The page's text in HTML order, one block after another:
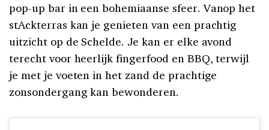
pop-up bar in een bohemiaanse sfeer. Vanop het
stAckterras kan je genieten van een prachtig
uitzicht op de Schelde. Je kan er elke avond
terecht voor heerlijk fingerfood en BBQ, terwijl
je met je voeten in het zand de prachtige
zonsondergang kan bewonderen.